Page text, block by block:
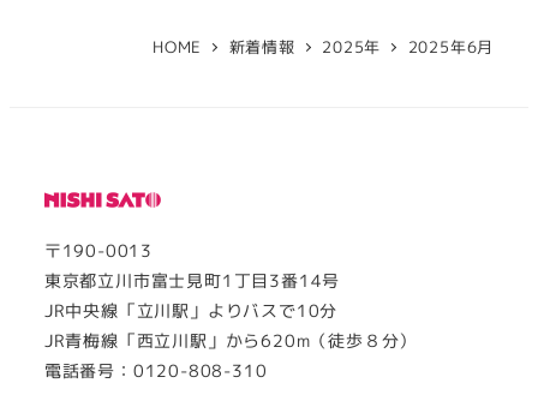
HOME 新着情報 2025年 2025年6月
〒190-0013
東京都立川市富士見町1丁目3番14号
JR中央線「立川駅」よりバスで10分
JR青梅線「西立川駅」から620m（徒歩８分）
電話番号：0120-808-310